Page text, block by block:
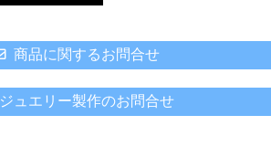
商品に関するお問合せ
ジュエリー製作のお問合せ